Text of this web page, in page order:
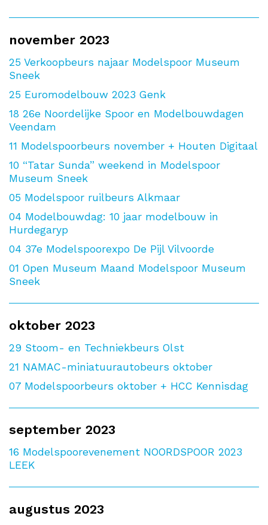
november 2023
25 Verkoopbeurs najaar Modelspoor Museum
Sneek
25 Euromodelbouw 2023 Genk
18 26e Noordelijke Spoor en Modelbouwdagen
Veendam
11 Modelspoorbeurs november + Houten Digitaal
10 “Tatar Sunda” weekend in Modelspoor
Museum Sneek
05 Modelspoor ruilbeurs Alkmaar
04 Modelbouwdag: 10 jaar modelbouw in
Hurdegaryp
04 37e Modelspoorexpo De Pijl Vilvoorde
01 Open Museum Maand Modelspoor Museum
Sneek
oktober 2023
29 Stoom- en Techniekbeurs Olst
21 NAMAC-miniatuurautobeurs oktober
07 Modelspoorbeurs oktober + HCC Kennisdag
september 2023
16 Modelspoorevenement NOORDSPOOR 2023
LEEK
augustus 2023